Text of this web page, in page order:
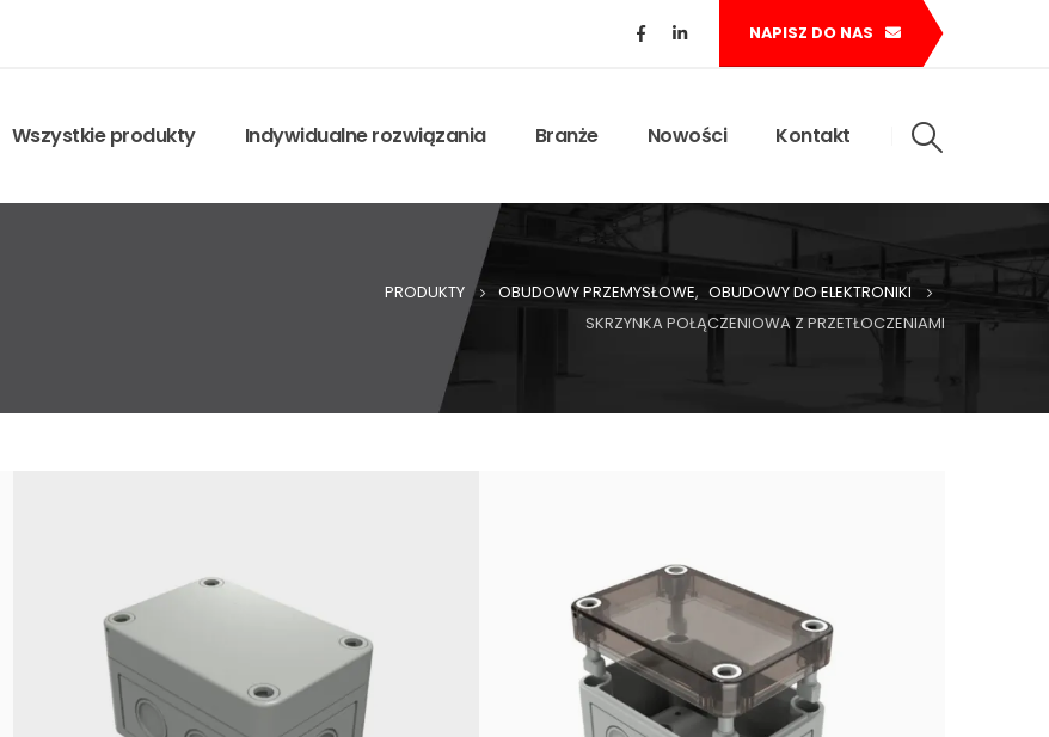
NAPISZ DO NAS
Wszystkie produkty Indywidualne rozwiązania Branże Nowości Kontakt
PRODUKTY OBUDOWY PRZEMYSŁOWE, OBUDOWY DO ELEKTRONIKI
SKRZYNKA POŁĄCZENIOWA Z PRZETŁOCZENIAMI